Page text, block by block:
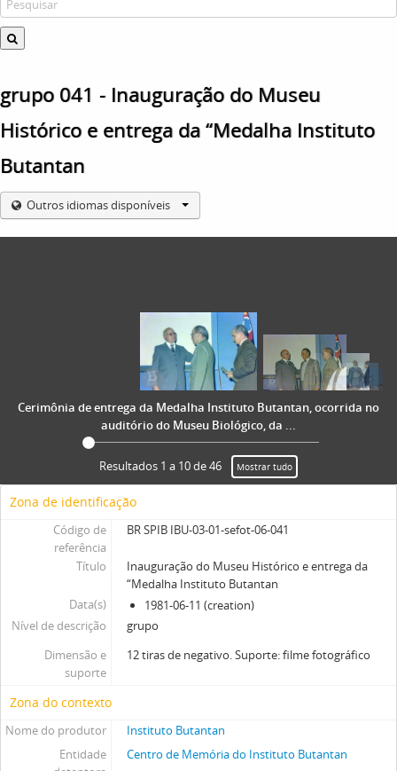
grupo 041 - Inauguração do Museu
Histórico e entrega da “Medalha Instituto
Butantan
Outros idiomas disponíveis
Cerimônia de entrega da Medalha Instituto Butantan, ocorrida no
auditório do Museu Biológico, da ...
Resultados 1 a 10 de 46 Mostrar tudo
Zona de identificação
Código de
referência
BR SPIB IBU-03-01-sefot-06-041
Título
Inauguração do Museu Histórico e entrega da
“Medalha Instituto Butantan
Data(s)
1981-06-11 (creation)
Nível de descrição
grupo
Dimensão e
suporte
12 tiras de negativo. Suporte: filme fotográfico
Zona do contexto
Nome do produtor
Instituto Butantan
Entidade
Centro de Memória do Instituto Butantan